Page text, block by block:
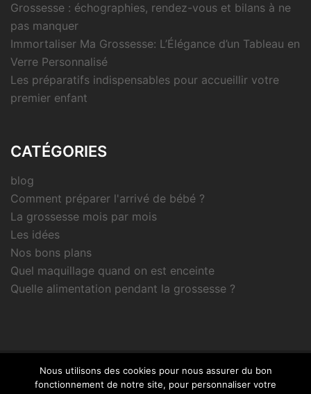
Grossesse : échographies, rendez-vous et bilans à ne
pas manquer
Immortaliser Ma Grossesse: L’Élégance d’un Tableau en
Verre Personnalisé
Les préparatifs indispensables pour accueillir votre
premier enfant
CATÉGORIES
blog
Comment préparer l'arrivé de bébé ?
La grossesse mois par mois
Les idées
Nos bons plans
Quel maquillage quand on est enceinte
Quelle alimentation pendant la grossesse ?
© 2026 Je suis enceinte.fr. Fièrement propulsé par
Nous utilisons des cookies pour nous assurer du bon
fonctionnement de notre site, pour personnaliser votre